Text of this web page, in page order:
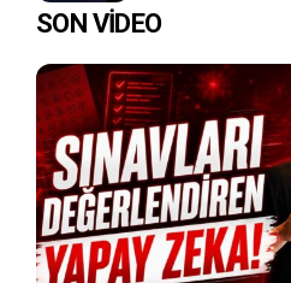
SON VİDEO